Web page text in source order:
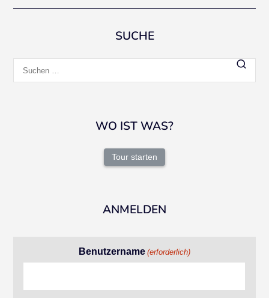
SUCHE
nach:
WO IST WAS?
Tour starten
ANMELDEN
Benutzername (erforderlich)